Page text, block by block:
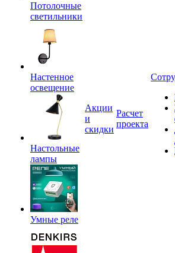
Потолочные
светильники
Настенное
освещение
Настольные
лампы
Умные реле
Акции
и
скидки
Расчет
проекта